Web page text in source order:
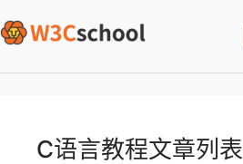
C语言教程文章列表